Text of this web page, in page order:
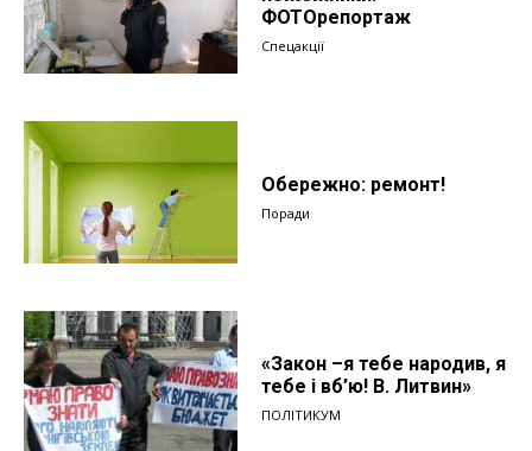
ФОТОрепортаж
Спецакції
Обережно: ремонт!
Поради
«Закон –я тебе народив, я
тебе і вб’ю! В. Литвин»
ПОЛІТИКУМ